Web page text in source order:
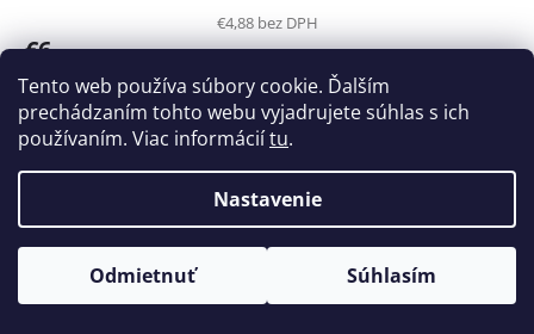
Tento web používa súbory cookie. Ďalším
prechádzaním tohto webu vyjadrujete súhlas s ich
používaním. Viac informáciítu.
Nastavenie
Odmietnuť Súhlasím
produktu
je
5,0
z
5
hviezdičiek.
€4,88 bez DPH
€6
€6,50 (–7 %)